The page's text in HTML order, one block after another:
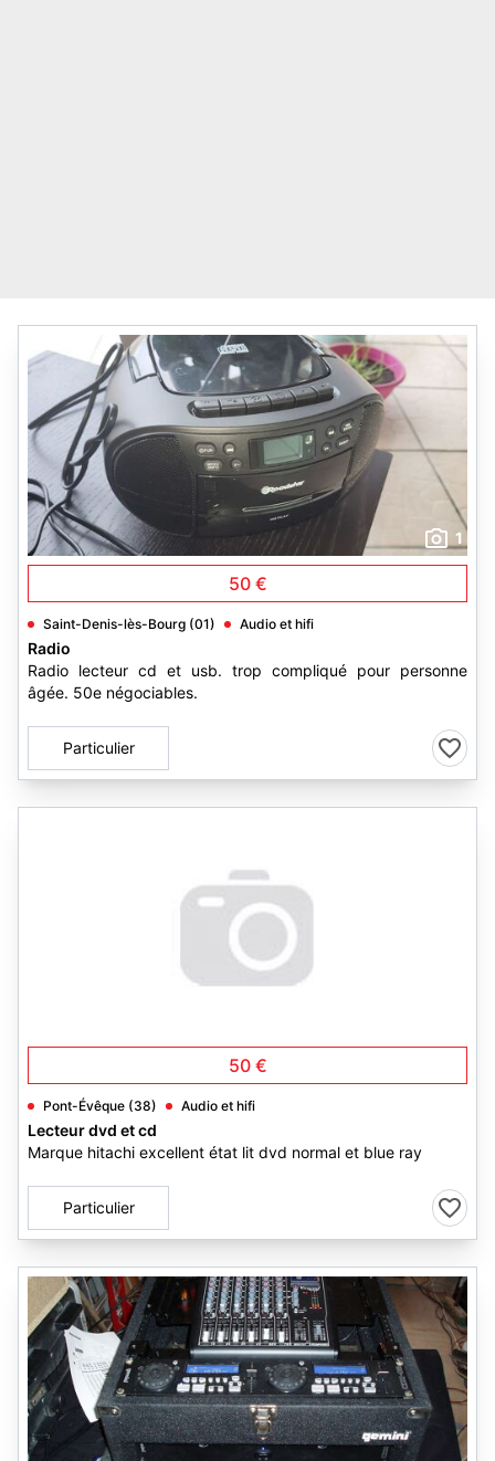
1
50 €
Saint-Denis-lès-Bourg (01) Audio et hifi
Radio
Radio lecteur cd et usb. trop compliqué pour personne
âgée. 50e négociables.
Particulier
50 €
Pont-Évêque (38) Audio et hifi
Lecteur dvd et cd
Marque hitachi excellent état lit dvd normal et blue ray
Particulier